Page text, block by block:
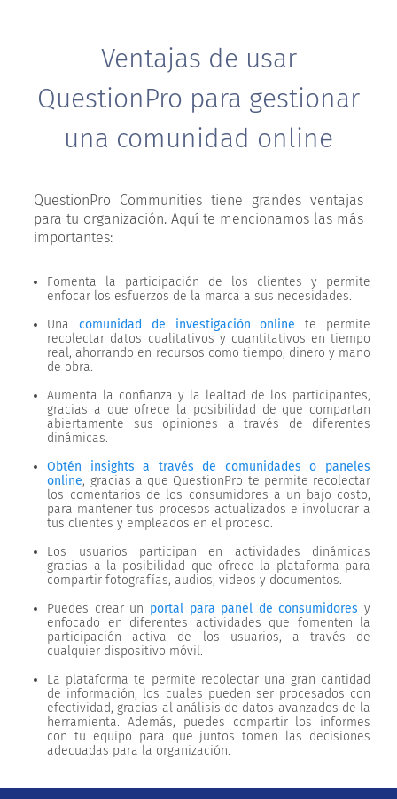
Ventajas de usar
QuestionPro para gestionar
una comunidad online
QuestionPro Communities tiene grandes ventajas
para tu organización. Aquí te mencionamos las más
importantes:
Fomenta la participación de los clientes y permite
enfocar los esfuerzos de la marca a sus necesidades.
Unacomunidad de investigación online te permite
recolectar datos cualitativos y cuantitativos en tiempo
real, ahorrando en recursos como tiempo, dinero y mano
de obra.
Aumenta la confianza y la lealtad de los participantes,
gracias a que ofrece la posibilidad de que compartan
abiertamente sus opiniones a través de diferentes
dinámicas.
Obtén insights a través de comunidades o paneles
online, gracias a que QuestionPro te permite recolectar
los comentarios de los consumidores a un bajo costo,
para mantener tus procesos actualizados e involucrar a
tus clientes y empleados en el proceso.
Los usuarios participan en actividades dinámicas
gracias a la posibilidad que ofrece la plataforma para
compartir fotografías, audios, videos y documentos.
Puedes crear un portal para panel de consumidores y
enfocado en diferentes actividades que fomenten la
participación activa de los usuarios, a través de
cualquier dispositivo móvil.
La plataforma te permite recolectar una gran cantidad
de información, los cuales pueden ser procesados con
efectividad, gracias al análisis de datos avanzados de la
herramienta. Además, puedes compartir los informes
con tu equipo para que juntos tomen las decisiones
adecuadas para la organización.